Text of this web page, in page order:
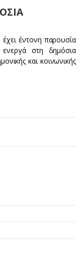
έντονη παρουσία
στη δημόσια
και κοινωνικής